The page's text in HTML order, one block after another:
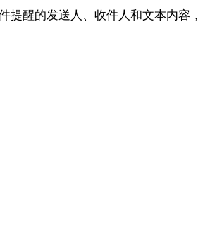
提醒的发送人、收件人和文本内容，